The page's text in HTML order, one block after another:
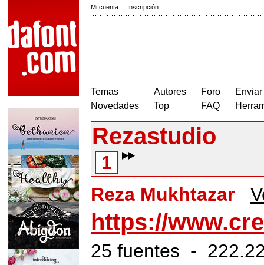
Mi cuenta | Inscripción
Temas
Novedades
Autores
Top
Foro
FAQ
Rezastudio
1
Reza Mukhtazar
https://
25 fuentes -